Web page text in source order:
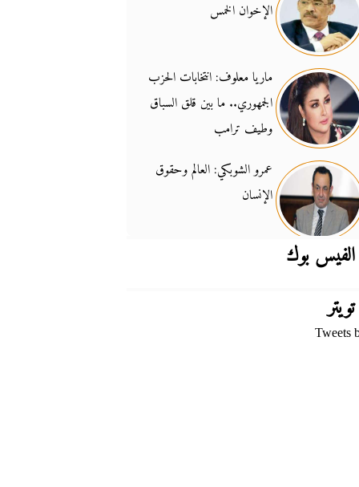
الإخوان الخمس
ماريا معلوف: انتخابات الحزب
الجمهوري.. ما بين قلق السباق
وطيف ترامب
عمرو الشوبكي: العالم وحقوق
الإنسان
الفيس بوك
تويتر
Tweets